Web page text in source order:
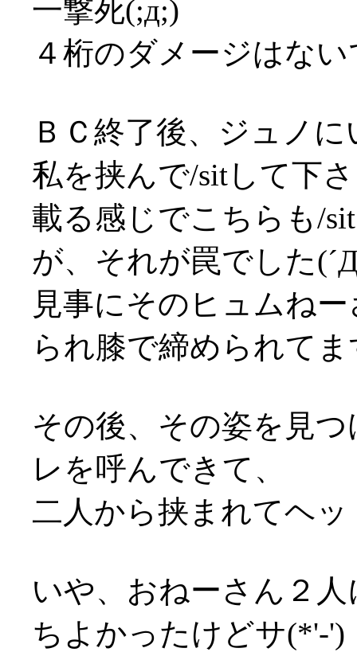
一撃死(;д;)
４桁のダメージはな
ＢＣ終了後、ジュノ
私を挟んで/sitして下
載る感じでこちらも/
が、それが罠でした
見事にそのヒュムね
られ膝で締められて
その後、その姿を見
レを呼んできて、
二人から挟まれてヘ
いや、おねーさん２
ちよかったけどサ(*'-')